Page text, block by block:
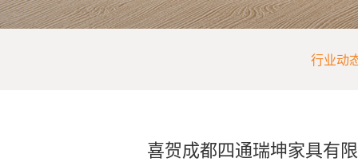
行业动
喜贺成都四通瑞坤家具有